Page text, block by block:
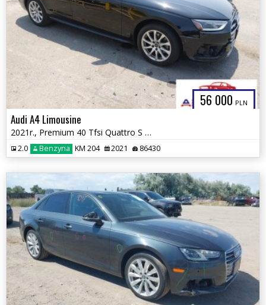
56 000 PLN
Audi A4 Limousine
2021r., Premium 40 Tfsi Quattro S Tronic, 2L, od ubezpieczalni
2.0 Benzyna KM 204 2021 86430